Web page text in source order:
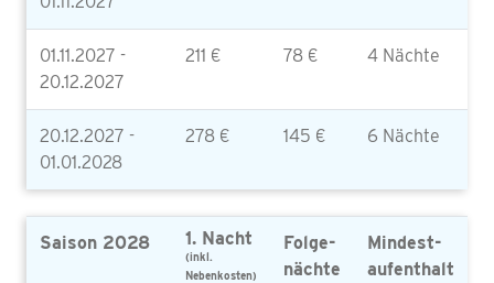
01.11.2027 -
20.12.2027
211 € 78 € 4 Nächte
20.12.2027 -
01.01.2028
278 € 145 € 6 Nächte
Saison 2028 1. Nacht
(inkl.
Nebenkosten)
Folge-
nächte
Mindest-
aufenthalt